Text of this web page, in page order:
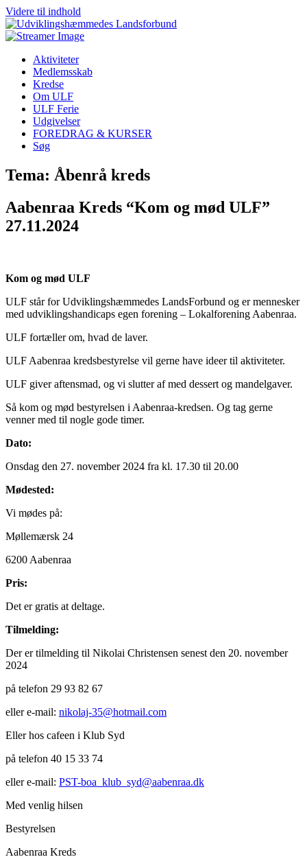
Videre til indhold
Aktiviteter
Medlemsskab
Kredse
Om ULF
ULF Ferie
Udgivelser
FOREDRAG & KURSER
Søg
Tema: Åbenrå kreds
Aabenraa Kreds “Kom og mød ULF”
27.11.2024
Kom og mød ULF
ULF står for Udviklingshæmmedes LandsForbund og er mennesker
med udviklingshandicaps egen forening – Lokalforening Aabenraa.
ULF fortæller om, hvad de laver.
ULF Aabenraa kredsbestyrelse vil gerne have ideer til aktiviteter.
ULF giver aftensmad, og vi slutter af med dessert og mandelgaver.
Så kom og mød bestyrelsen i Aabenraa-kredsen. Og tag gerne
venner med til nogle gode timer.
Dato:
Onsdag den 27. november 2024 fra kl. 17.30 til 20.00
Mødested:
Vi mødes på:
Møllemærsk 24
6200 Aabenraa
Pris:
Det er gratis at deltage.
Tilmelding:
Der er tilmelding til Nikolai Christensen senest den 20. november
2024
på telefon 29 93 82 67
eller e-mail: nikolaj-35@hotmail.com
Eller hos cafeen i Klub Syd
på telefon 40 15 33 74
eller e-mail: PST-boa_klub_syd@aabenraa.dk
Med venlig hilsen
Bestyrelsen
Aabenraa Kreds